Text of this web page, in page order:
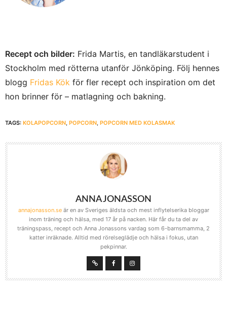
Recept och bilder: Frida Martis, en tandläkarstudent i
Stockholm med rötterna utanför Jönköping. Följ hennes
blogg Fridas Kök för fler recept och inspiration om det
hon brinner för – matlagning och bakning.
TAGS: KOLAPOPCORN, POPCORN, POPCORN MED KOLASMAK
ANNA JONASSON
annajonasson.seär en av Sveriges äldsta och mest inflytelserika bloggar
inom träning och hälsa, med 17 år på nacken. Här får du ta del av
träningspass, recept och Anna Jonassons vardag som 6-barnsmamma, 2
katter inräknade. Alltid med rörelseglädje och hälsa i fokus, utan
pekpinnar.